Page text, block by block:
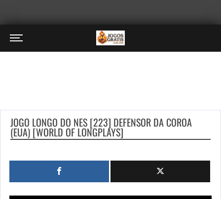
JOGO LONGO DO NES [223] DEFENSOR DA COROA
(EUA) [WORLD OF LONGPLAYS]